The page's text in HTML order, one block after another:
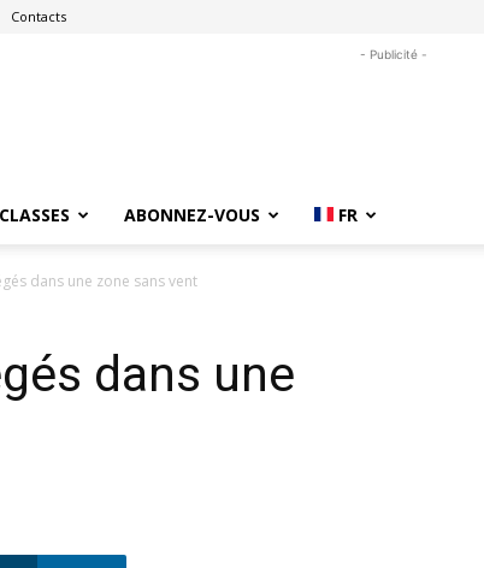
Contacts
- Publicité -
CLASSES ABONNEZ-VOUS FR
dans une zone sans vent
dans une